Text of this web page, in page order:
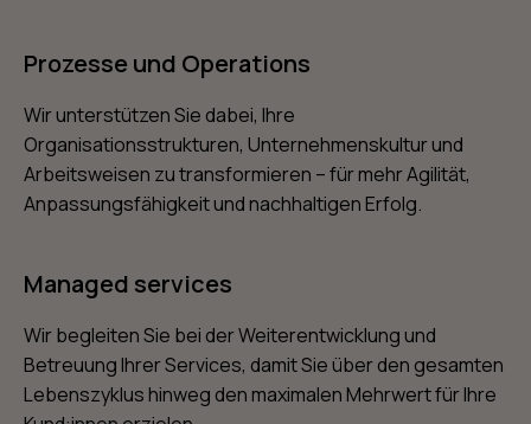
Prozesse und Operations
Wir unterstützen Sie dabei, Ihre
Organisationsstrukturen, Unternehmenskultur und
Arbeitsweisen zu transformieren – für mehr Agilität,
Anpassungsfähigkeit und nachhaltigen Erfolg.
Managed services
Wir begleiten Sie bei der Weiterentwicklung und
Betreuung Ihrer Services, damit Sie über den gesamten
Lebenszyklus hinweg den maximalen Mehrwert für Ihre